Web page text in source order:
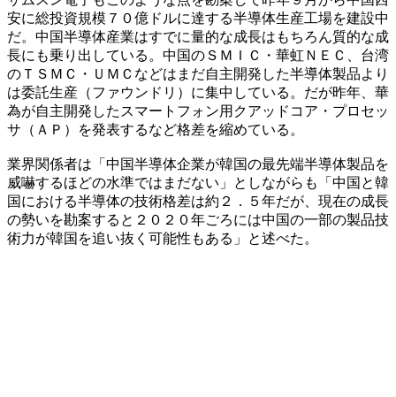
安に総投資規模７０億ドルに達する半導体生産工場を建設中
だ。中国半導体産業はすでに量的な成長はもちろん質的な成
長にも乗り出している。中国のＳＭＩＣ・華虹ＮＥＣ、台湾
のＴＳＭＣ・ＵＭＣなどはまだ自主開発した半導体製品より
は委託生産（ファウンドリ）に集中している。だが昨年、華
為が自主開発したスマートフォン用クアッドコア・プロセッ
サ（ＡＰ）を発表するなど格差を縮めている。
業界関係者は「中国半導体企業が韓国の最先端半導体製品を
威嚇するほどの水準ではまだない」としながらも「中国と韓
国における半導体の技術格差は約２．５年だが、現在の成長
の勢いを勘案すると２０２０年ごろには中国の一部の製品技
術力が韓国を追い抜く可能性もある」と述べた。